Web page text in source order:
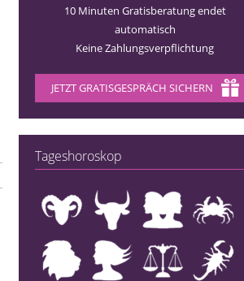
10 Minuten Gratisberatung endet
automatisch
Keine Zahlungsverpflichtung
JETZT GRATISGESPRÄCH SICHERN
Tageshoroskop